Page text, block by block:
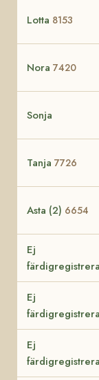
Lotta 8153
Nora 7420
Sonja
Tanja 7726
Asta (2) 6654
Ej
Ej
Ej